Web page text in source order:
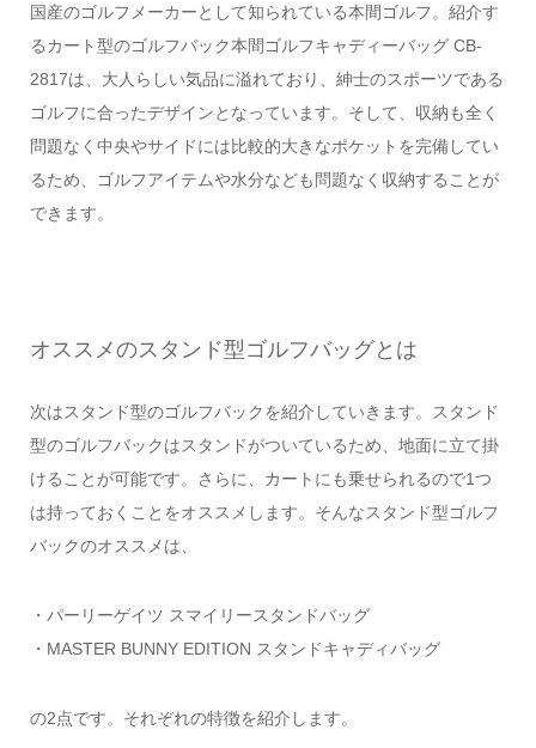
国産のゴルフメーカーとして知られている本間ゴルフ。紹介す
るカート型のゴルフバック本間ゴルフキャディーバッグ CB-
2817は、大人らしい気品に溢れており、紳士のスポーツである
ゴルフに合ったデザインとなっています。そして、収納も全く
問題なく中央やサイドには比較的大きなポケットを完備してい
るため、ゴルフアイテムや水分なども問題なく収納することが
できます。
オススメのスタンド型ゴルフバッグとは
次はスタンド型のゴルフバックを紹介していきます。スタンド
型のゴルフバックはスタンドがついているため、地面に立て掛
けることが可能です。さらに、カートにも乗せられるので1つ
は持っておくことをオススメします。そんなスタンド型ゴルフ
バックのオススメは、
・パーリーゲイツ スマイリースタンドバッグ
・MASTER BUNNY EDITION スタンドキャディバッグ
の2点です。それぞれの特徴を紹介します。